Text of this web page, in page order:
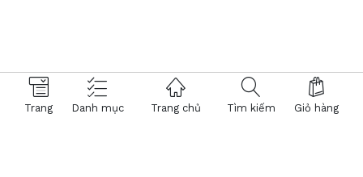
Trang Danh mục Trang chủ Tìm kiếm Giỏ hàng